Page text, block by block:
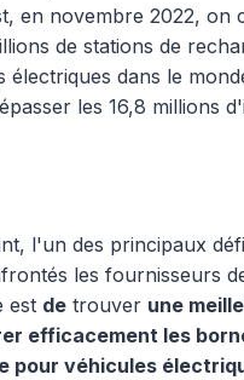
en novembre 2022, on
de stations de
électriques dans le
les 16,8 millions
l'un des principaux
les fournisseurs
est de trouver une
efficacement les
pour véhicules